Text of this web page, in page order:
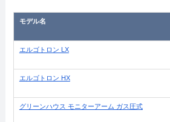
モデル名
エルゴトロン LX
エルゴトロン HX
グリーンハウス モニターアーム ガス圧式